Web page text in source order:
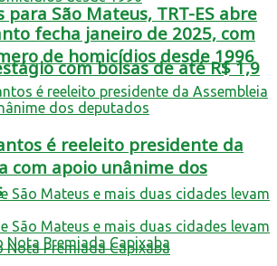
para São Mateus, TRT-ES abre
com bolsas de até R$ 1,9
fecha janeiro de 2025, com
de homicídios desde 1996
é reeleito presidente da
com apoio unânime dos